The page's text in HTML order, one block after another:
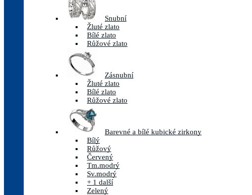
Snubní
Žluté zlato
Bílé zlato
Růžové zlato
Zásnubní
Žluté zlato
Bílé zlato
Růžové zlato
Barevné a bílé kubické zirkony
Bílý
Růžový
Červený
Tm.modrý
Sv.modrý
+ 1 další
Zelený